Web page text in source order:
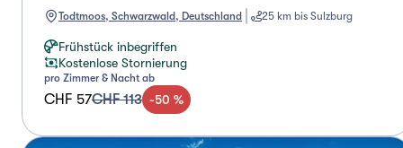
Todtmoos, Schwarzwald, Deutschland 25 km bis Sulzburg
Frühstück inbegriffen
Kostenlose Stornierung
pro Zimmer & Nacht ab
CHF 57CHF 113 -50 %